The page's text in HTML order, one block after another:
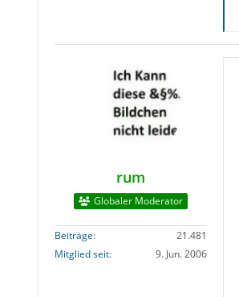
rum
Globaler Moderator
Beiträge
21.481
Mitglied seit
9. Jun. 2006